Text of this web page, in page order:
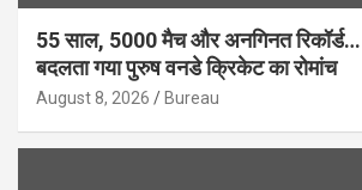
55 साल, 5000 मैच और अनगिनत
बदलता गया पुरुष वनडे क्रिकेट का रोमांच
August 8, 2026 Bureau